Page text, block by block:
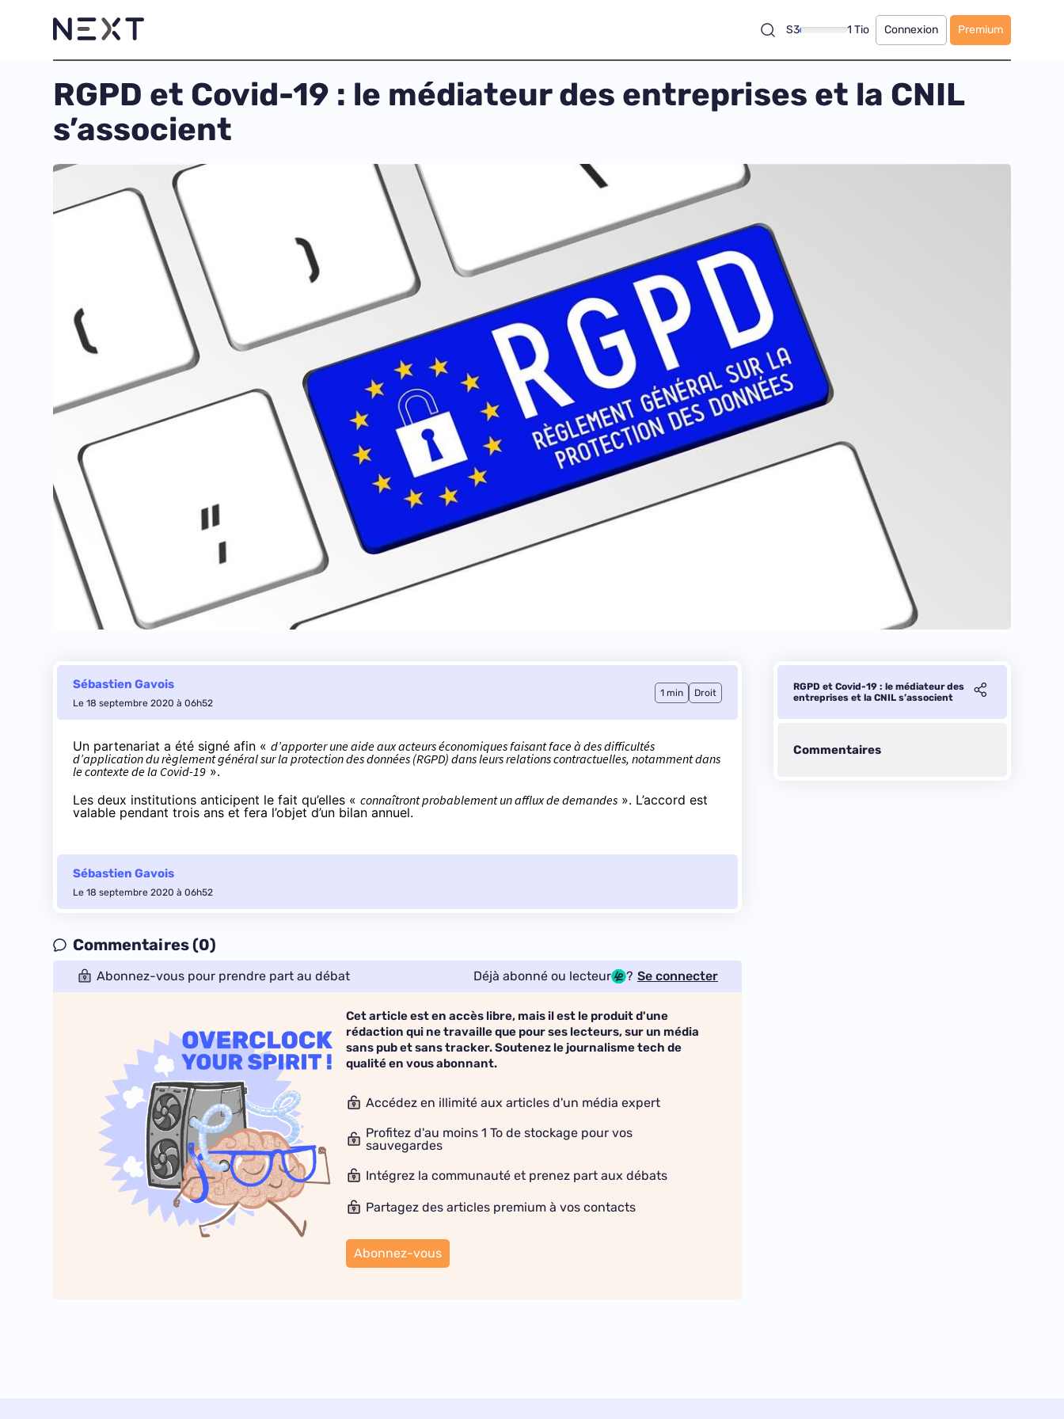
S3 1 Tio Connexion Premium
RGPD et Covid-19 : le médiateur des entreprises et la CNIL
s’associent
Sébastien Gavois
Le 18 septembre 2020 à 06h52
1 min Droit
Un partenariat a été signé afin « d’apporter une aide aux acteurs économiques faisant face à des difficultés
d’application du règlement général sur la protection des données (RGPD) dans leurs relations contractuelles, notamment dans
le contexte de la Covid-19 ».
Les deux institutions anticipent le fait qu’elles « connaîtront probablement un afflux de demandes ». L’accord est
valable pendant trois ans et fera l’objet d’un bilan annuel.
Sébastien Gavois
Le 18 septembre 2020 à 06h52
Commentaires (0)
Abonnez-vous pour prendre part au débat Déjà abonné ou lecteur ? Se connecter
Cet article est en accès libre, mais il est le produit d'une
rédaction qui ne travaille que pour ses lecteurs, sur un média
sans pub et sans tracker. Soutenez le journalisme tech de
qualité en vous abonnant.
Accédez en illimité aux articles d'un média expert
Profitez d'au moins 1 To de stockage pour vos
sauvegardes
Intégrez la communauté et prenez part aux débats
Partagez des articles premium à vos contacts
Abonnez-vous
RGPD et Covid-19 : le médiateur des
entreprises et la CNIL s’associent
Commentaires